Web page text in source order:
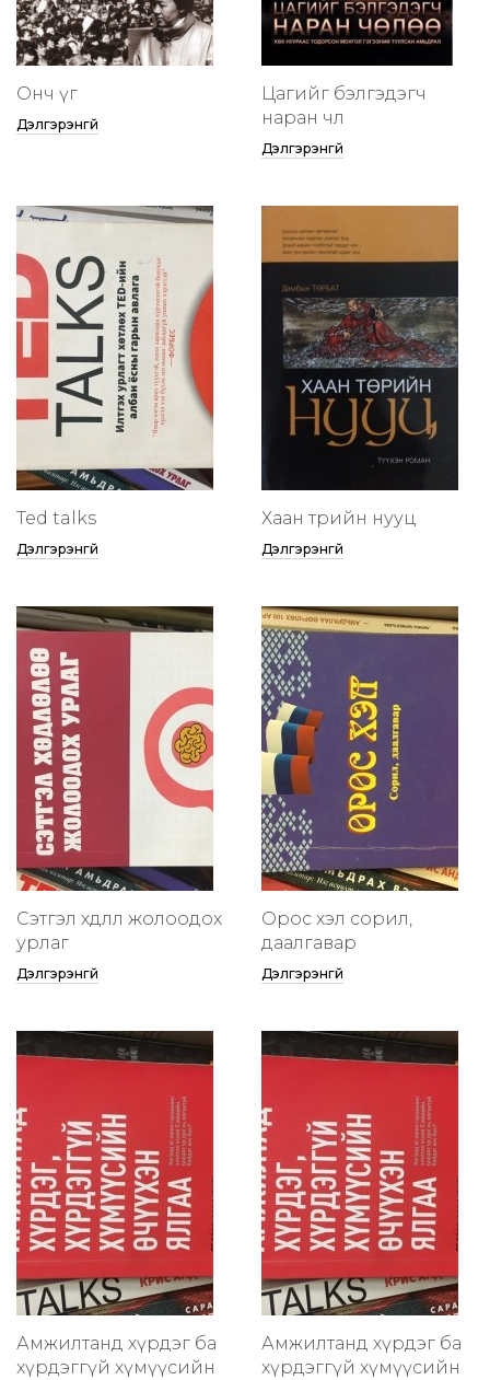
Онч үг
Дэлгэрэнгүй
Цагийг бэлгэдэгч
наран чөлөө
Дэлгэрэнгүй
Ted talks
Дэлгэрэнгүй
Хаан төрийн нууц
Дэлгэрэнгүй
Сэтгэл хөдлөлөө жолоодох
урлаг
Дэлгэрэнгүй
Орос хэл сорил,
даалгавар
Дэлгэрэнгүй
Амжилтанд хүрдэг ба
хүрдэггүй хүмүүсийн
Амжилтанд хүрдэг ба
хүрдэггүй хүмүүсийн